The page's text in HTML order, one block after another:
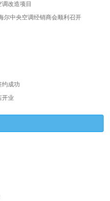
改造项目
尔中央空调经销商会顺利召开
约成功
开业